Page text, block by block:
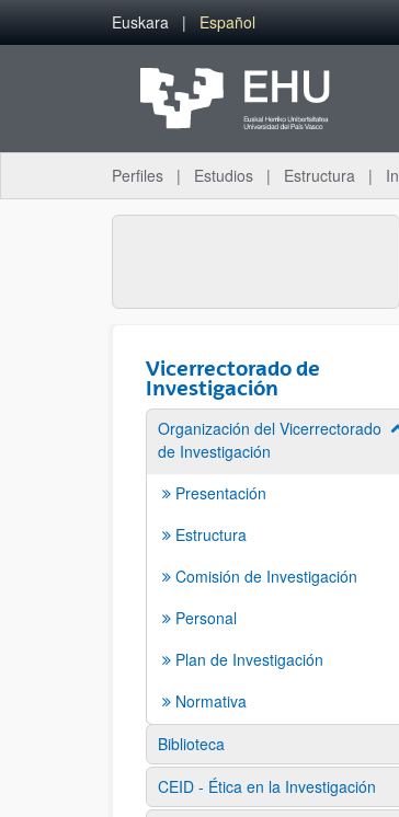
Saltar al contenido principal
Euskara Español
Perfiles Estudios Estructura
Vicerrectorado de
Investigación
Organización del Vicerrectorado
de Investigación
Presentación
Estructura
Comisión de Investigación
Personal
Plan de Investigación
Normativa
Biblioteca
CEID - Ética en la Investigación